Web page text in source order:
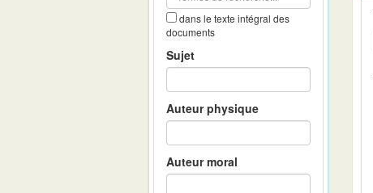
dans le texte intégral des
documents
Sujet
Auteur physique
Auteur moral